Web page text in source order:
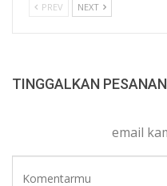
PREV NEXT
TINGGALKAN PESANAN
email